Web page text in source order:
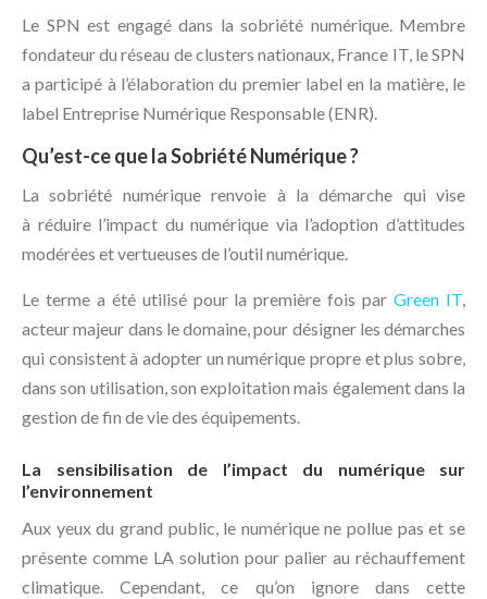
Le SPN est engagé dans la sobriété numérique. Membre
fondateur du réseau de clusters nationaux, France IT, le SPN
a participé à l’élaboration du premier label en la matière, le
label Entreprise Numérique Responsable (ENR).
Qu’est-ce que la Sobriété Numérique ?
La sobriété numérique renvoie à la démarche qui vise
à réduire l’impact du numérique via l’adoption d’attitudes
modérées et vertueuses de l’outil numérique.
Le terme a été utilisé pour la première fois parGreen IT,
acteur majeur dans le domaine, pour désigner les démarches
qui consistent à adopter un numérique propre et plus sobre,
dans son utilisation, son exploitation mais également dans la
gestion de fin de vie des équipements.
La sensibilisation de l’impact du numérique sur
l’environnement
Aux yeux du grand public, le numérique ne pollue pas et se
présente comme LA solution pour palier au réchauffement
climatique. Cependant, ce qu’on ignore dans cette